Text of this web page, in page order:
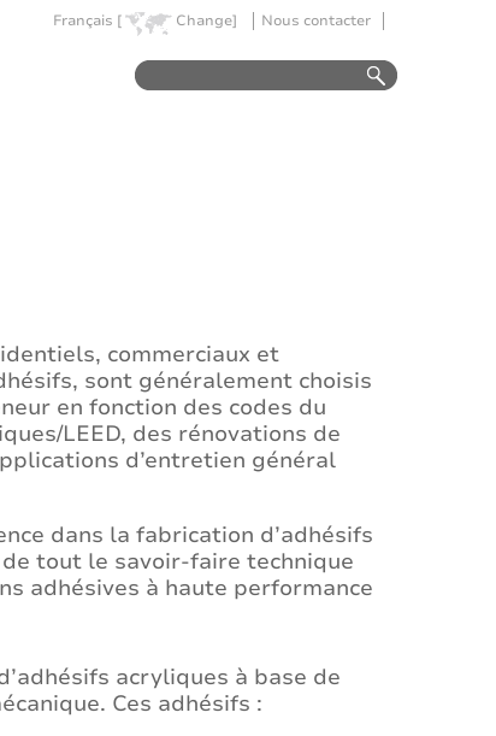
Français [ Change] Nous contacter
commerciaux et
sont généralement choisis
en fonction des codes du
LEED, des rénovations de
d’entretien général
dans la fabrication d’adhésifs
tout le savoir-faire technique
adhésives à haute performance
acryliques à base de
Ces adhésifs :